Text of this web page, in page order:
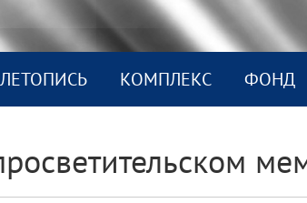
ЛЕТОПИСЬ КОМПЛEКС ФОНД